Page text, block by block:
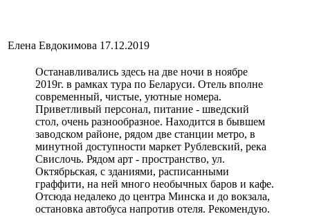
Елена Евдокимова 17.12.2019
Останавливались здесь на две ночи в ноябре
2019г. в рамках тура по Беларуси. Отель вполне
современный, чистые, уютные номера.
Приветливый персонал, питание - шведский
стол, очень разнообразное. Находится в бывшем
заводском районе, рядом две станции метро, в
минутной доступности маркет Рублевский, река
Свислочь. Рядом арт - пространство, ул.
Октябрьская, с зданиями, расписанными
граффити, на ней много необычных баров и кафе.
Отсюда недалеко до центра Минска и до вокзала,
остановка автобуса напротив отеля. Рекомендую.